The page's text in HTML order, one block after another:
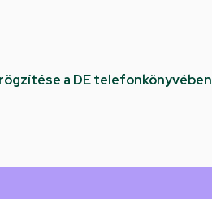
a DE telefonkönyvében